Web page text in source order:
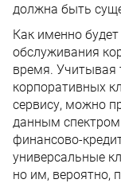
должна быть
Как именно
обслуживания
время. Учитывая
корпоративных
сервису, можно
данным спектром
финансово-
универсальные
но им, вероятно,